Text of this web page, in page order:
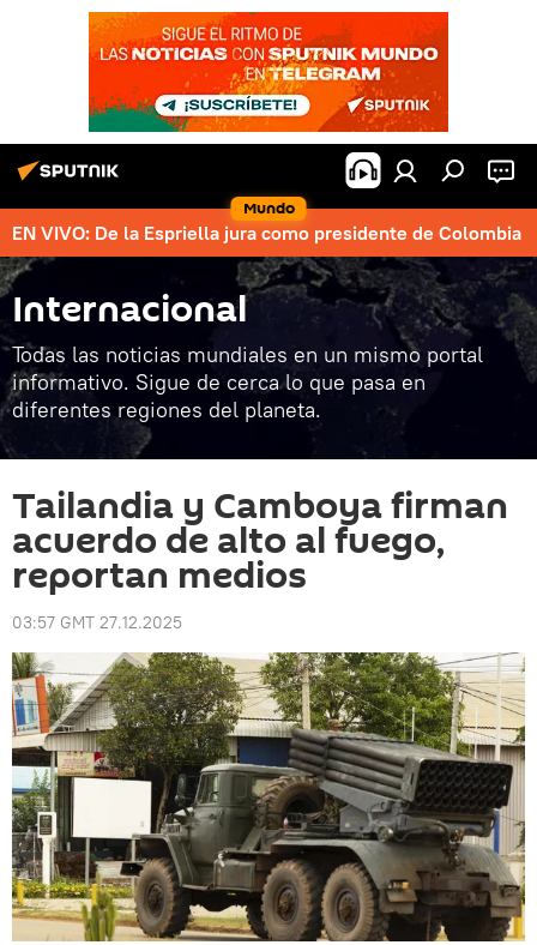
Mundo
EN VIVO: De la Espriella jura como presidente de Colombia
Internacional
Todas las noticias mundiales en un mismo portal
informativo. Sigue de cerca lo que pasa en
diferentes regiones del planeta.
Tailandia y Camboya firman
acuerdo de alto al fuego,
reportan medios
03:57 GMT 27.12.2025